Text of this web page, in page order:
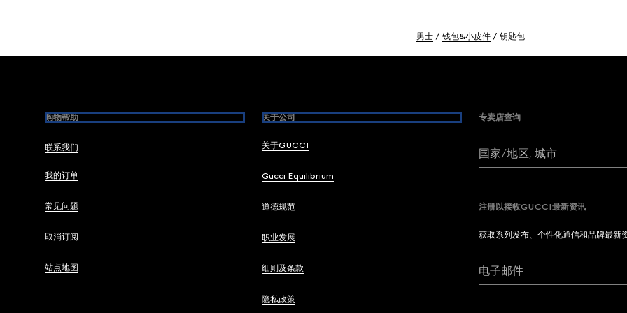
男士 钱包&小皮件 钥匙包
购物帮助
联系我们
我的订单
常见问题
取消订阅
站点地图
关于公司
关于GUCCI
Gucci Equilibrium
道德规范
职业发展
细则及条款
隐私政策
专卖店查询
国家/地区, 城市
注册以接收GUCCI最新资讯
获取系列发布、个性化通信和品牌最新
电子邮件